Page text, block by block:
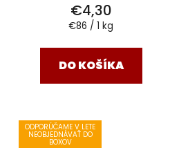
€4,30
Jednotková
€86 / 1 kg
DO KOŠÍKA
ODPORÚČAME V LETE
NEOBJEDNÁVAŤ DO
BOXOV